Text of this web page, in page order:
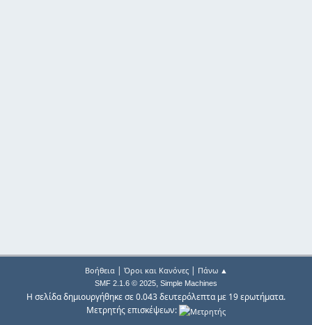
Βοήθεια| Όροι και Κανόνες| Πάνω ▲
SMF 2.1.6 © 2025, Simple Machines
Η σελίδα δημιουργήθηκε σε 0.043 δευτερόλεπτα με 19 ερωτήματα.
Μετρητής επισκέψεων: